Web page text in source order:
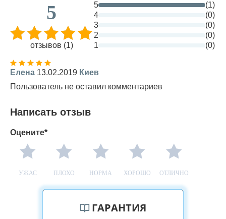
5
отзывов (1)
5
(1)
4
(0)
3
(0)
2
(0)
1
(0)
Елена 13.02.2019 Киев
Пользователь не оставил комментариев
Написать отзыв
Оцените*
УЖАС ПЛОХО НОРМА ХОРОШО ОТЛИЧНО
ГАРАНТИЯ